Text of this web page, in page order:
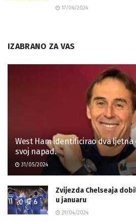
17/06/2024
IZABRANO ZA VAS
West Ham identificirao dva ljetna
svoj napad.
31/05/2024
Zvijezda Chelseaja
u januaru
29/04/2024